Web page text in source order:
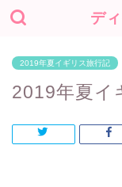
デ
2019年夏イギリス旅行記
2019年夏イ